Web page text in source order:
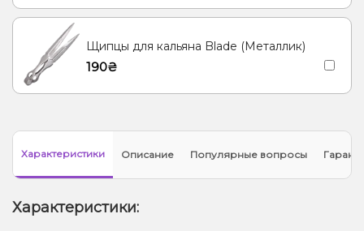
Щипцы для кальяна Blade (Металлик)
190₴
Характеристики Описание Популярные вопросы
Характеристики: